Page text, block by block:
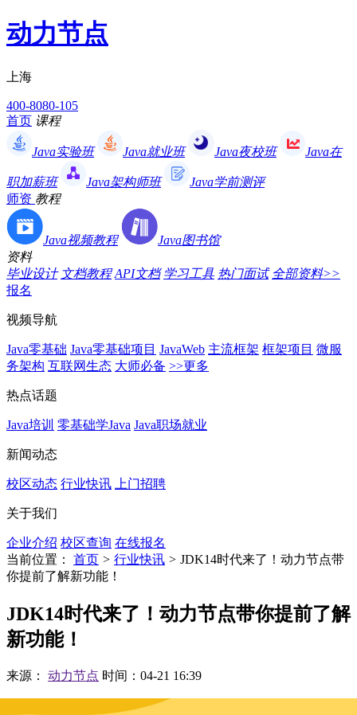
动力节点
上海
400-8080-105
首页 课程
Java实验班 Java就业班 Java夜校班 Java在
职加薪班 Java架构师班
Java学前测评
师资 教程
Java视频教程
Java图书馆
资料
毕业设计 文档教程 API文档 学习工具 热门面试 全部资料>>
报名
视频导航
Java零基础 Java零基础项目 JavaWeb 主流框架 框架项目 微服
务架构 互联网生态 大师必备 >>更多
热点话题
Java培训 零基础学Java Java职场就业
新闻动态
校区动态 行业快讯 上门招聘
关于我们
企业介绍 校区查询 在线报名
当前位置：
首页 > 行业快讯 > JDK14时代来了！动力节点带
你提前了解新功能！
JDK14时代来了！动力节点带你提前了解
新功能！
来源： 动力节点 时间：04-21 16:39